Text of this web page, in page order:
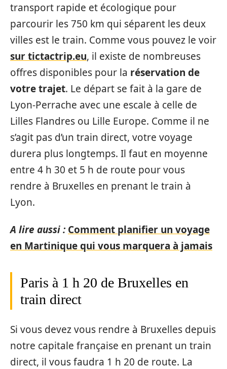
transport rapide et écologique pour
parcourir les 750 km qui séparent les deux
villes est le train. Comme vous pouvez le voir
sur tictactrip.eu, il existe de nombreuses
offres disponibles pour la réservation de
votre trajet. Le départ se fait à la gare de
Lyon-Perrache avec une escale à celle de
Lilles Flandres ou Lille Europe. Comme il ne
s’agit pas d’un train direct, votre voyage
durera plus longtemps. Il faut en moyenne
entre 4 h 30 et 5 h de route pour vous
rendre à Bruxelles en prenant le train à
Lyon.
A lire aussi : Comment planifier un voyage
en Martinique qui vous marquera à jamais
Paris à 1 h 20 de Bruxelles en
train direct
Si vous devez vous rendre à Bruxelles depuis
notre capitale française en prenant un train
direct, il vous faudra 1 h 20 de route. La